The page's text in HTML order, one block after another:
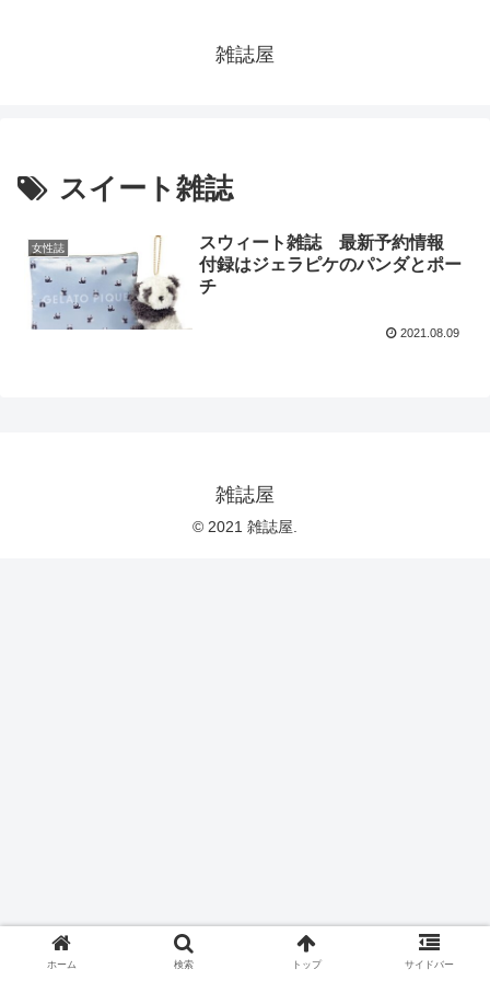
雑誌屋
スイート雑誌
女性誌
スウィート雑誌 最新予約情報
付録はジェラピケのパンダとポー
チ
2021.08.09
雑誌屋
© 2021 雑誌屋.
ホーム 検索 トップ サイドバー